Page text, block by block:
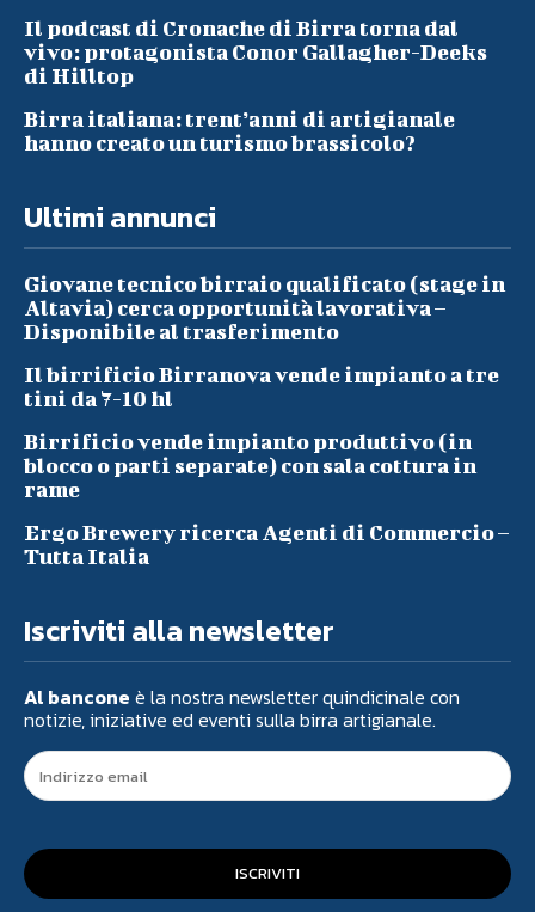
Il podcast di Cronache di Birra torna dal
vivo: protagonista Conor Gallagher-Deeks
di Hilltop
Birra italiana: trent’anni di artigianale
hanno creato un turismo brassicolo?
Ultimi annunci
Giovane tecnico birraio qualificato (stage in
Altavia) cerca opportunità lavorativa –
Disponibile al trasferimento
Il birrificio Birranova vende impianto a tre
tini da 7-10 hl
Birrificio vende impianto produttivo (in
blocco o parti separate) con sala cottura in
rame
Ergo Brewery ricerca Agenti di Commercio –
Tutta Italia
Iscriviti alla newsletter
Al bancone è la nostra newsletter quindicinale con
notizie, iniziative ed eventi sulla birra artigianale.
ISCRIVITI